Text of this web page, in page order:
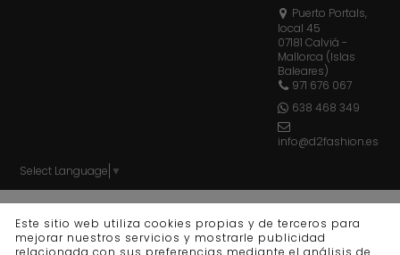
Puerto Portals,
local 45
07181 Calviá -
Mallorca (Islas
Baleares)
971 676 067
638 468 349
info@d2fashion.es
Select Language ▼
Este sitio web utiliza cookies propias y de terceros para
mejorar nuestros servicios y mostrarle publicidad
relacionada con sus preferencias mediante el análisis de
bybytefactory